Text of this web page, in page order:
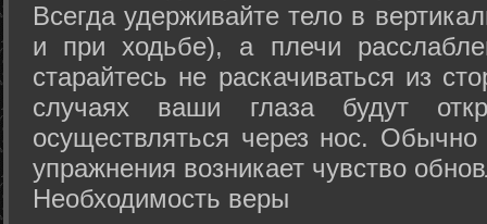
Всегда удерживайте тело в
и при ходьбе), а плечи
старайтесь не раскачиваться из
случаях ваши глаза будут
осуществляться через нос. Обычно
упражнения возникает чувство
Необходимость веры